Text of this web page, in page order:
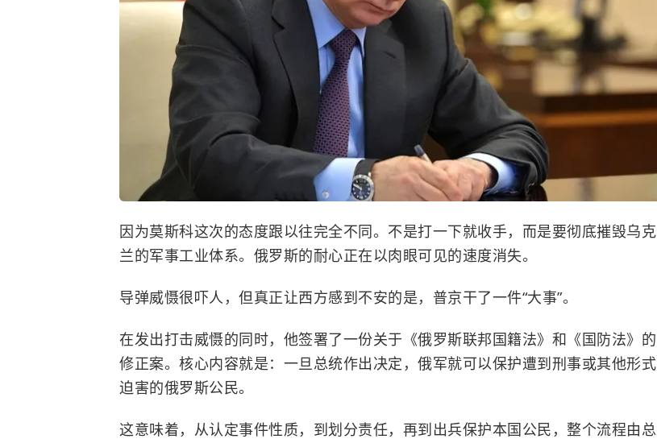
因为莫斯科这次的态度跟以往完全不同。不是打一下就收手，而是要彻底摧毁乌克
兰的军事工业体系。俄罗斯的耐心正在以肉眼可见的速度消失。
导弹威慑很吓人，但真正让西方感到不安的是，普京干了一件“大事”。
在发出打击威慑的同时，他签署了一份关于《俄罗斯联邦国籍法》和《国防法》的
修正案。核心内容就是：一旦总统作出决定，俄军就可以保护遭到刑事或其他形式
迫害的俄罗斯公民。
这意味着，从认定事件性质，到划分责任，再到出兵保护本国公民，整个流程由总